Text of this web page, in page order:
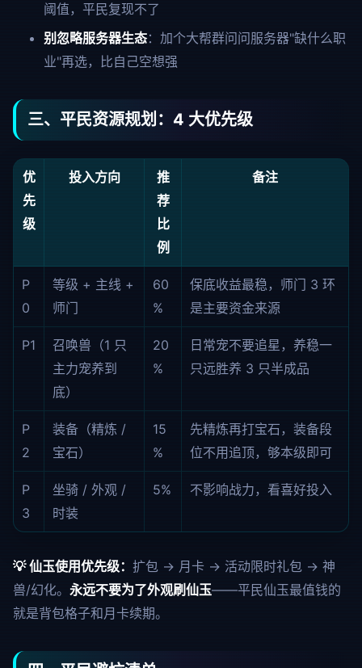
阈值，平民复现不了
别忽略服务器生态：加个大帮群问问服务器"缺什么职
业"再选，比自己空想强
三、平民资源规划：4 大优先级
优
先
级
投入方向
推
荐
比
例
备注
P
0
等级 + 主线 +
师门
60
%
保底收益最稳，师门 3 环
是主要资金来源
P1
召唤兽（1 只
主力宠养到
底）
20
%
日常宠不要追星，养稳一
只远胜养 3 只半成品
P
2
装备（精炼 /
宝石）
15
%
先精炼再打宝石，装备段
位不用追顶，够本级即可
P
3
坐骑 / 外观 /
时装
5% 不影响战力，看喜好投入
💡 仙玉使用优先级： 扩包 → 月卡 → 活动限时礼包 → 神
兽/幻化。 永远不要为了外观刷仙玉——平民仙玉最值钱的
就是背包格子和月卡续期。